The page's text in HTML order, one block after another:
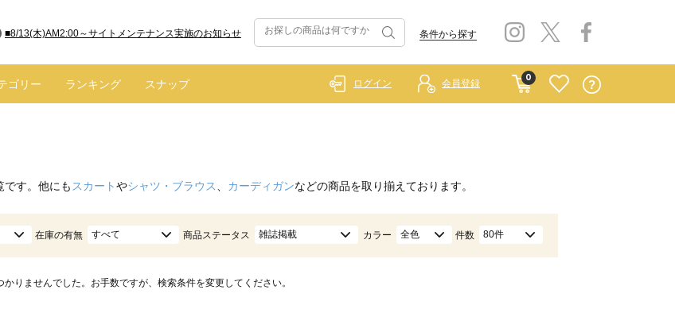
■8/13(木)AM2:00～サイトメンテナンス実施のお知らせ 条件から探す
ゴリー ランキング スナップ
0
ログイン 会員登録
です。他にも スカートやシャツ・ブラウス カーディガンなどの商品を取り揃えております。
在庫の有無 すべて 商品ステータス 雑誌掲載 カラー 全色 件数 80件
りませんでした。お手数ですが、検索条件を変更してください。